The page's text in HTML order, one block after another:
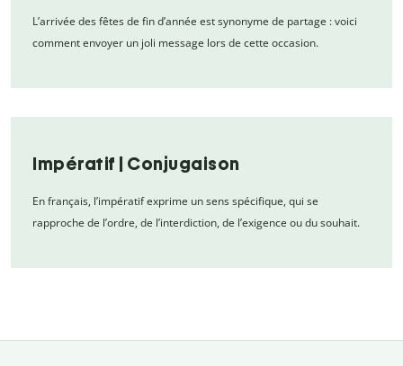
L’arrivée des fêtes de fin d’année est synonyme de partage : voici
comment envoyer un joli message lors de cette occasion.
Impératif | Conjugaison
En français, l’impératif exprime un sens spécifique, qui se
rapproche de l’ordre, de l’interdiction, de l’exigence ou du souhait.